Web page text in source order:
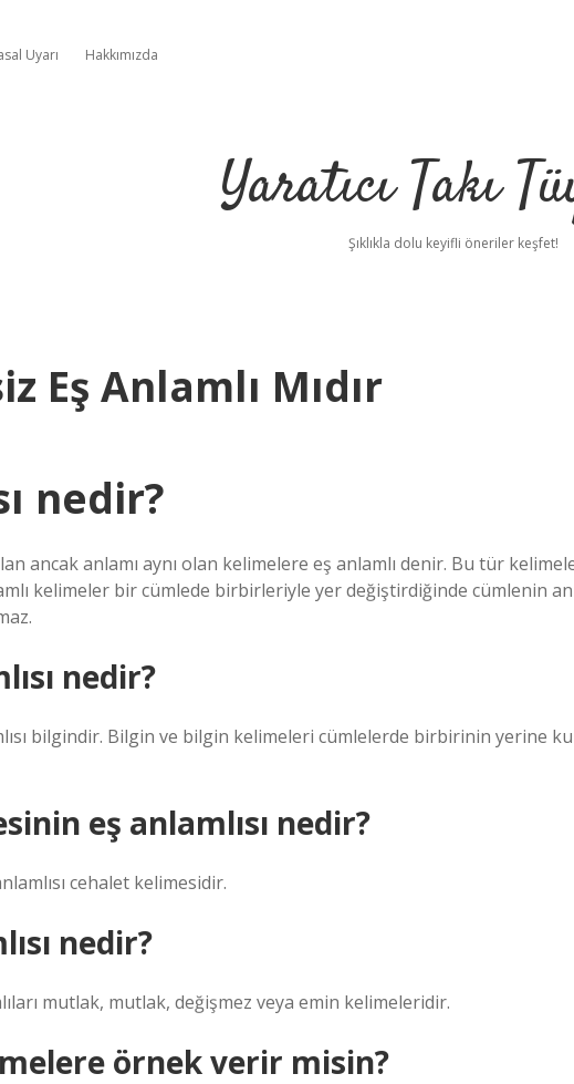
Uyarı Hakkımızda
Yaratıcı Takı
Şıklıkla dolu keyifli öneriler keşfet!
Eş Anlamlı Mıdır
nedir?
ancak anlamı aynı olan kelimelere eş anlamlı denir. Bu tür
kelimeler bir cümlede birbirleriyle yer değiştirdiğinde cümlenin
nedir?
bilgindir. Bilgin ve bilgin kelimeleri cümlelerde birbirinin yerine
eş anlamlısı nedir?
cehalet kelimesidir.
nedir?
mutlak, mutlak, değişmez veya emin kelimeleridir.
örnek verir misin?